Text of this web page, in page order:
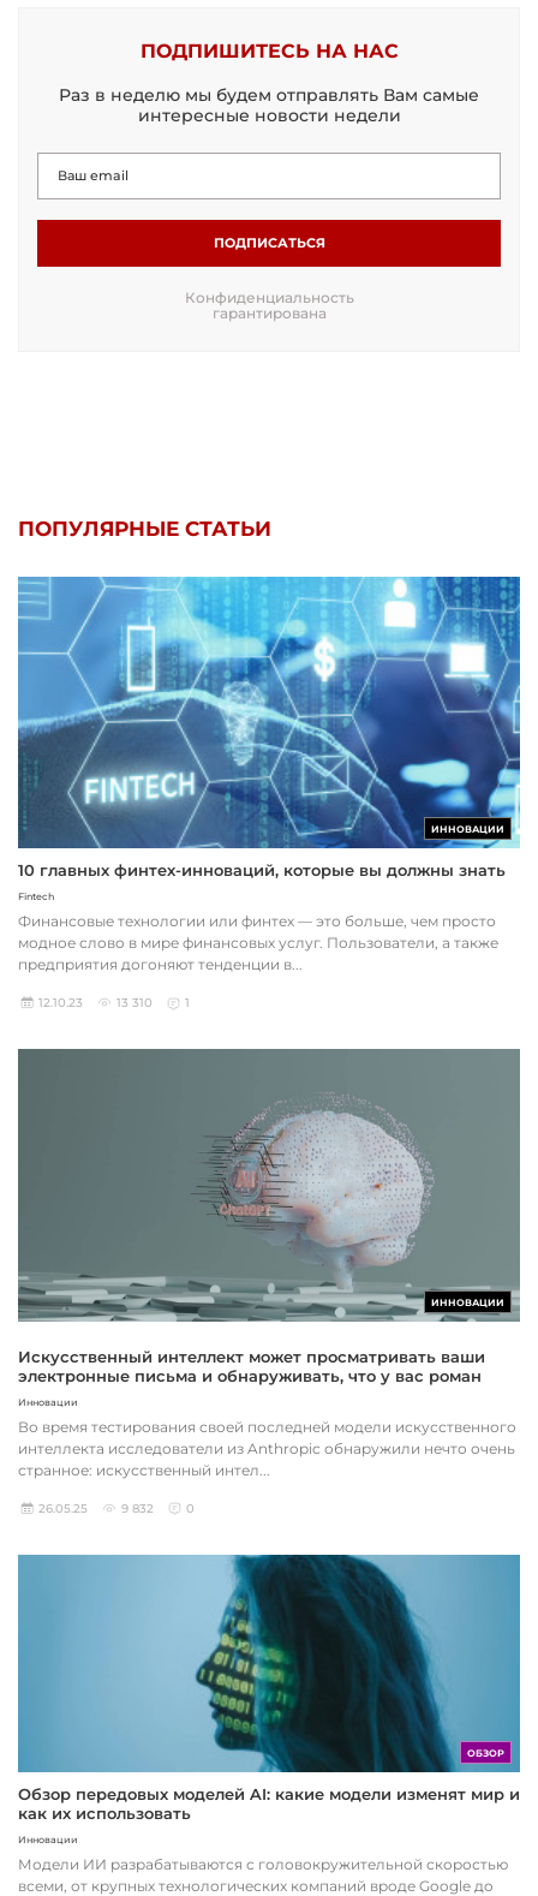
ПОДПИШИТЕСЬ НА НАС
Раз в неделю мы будем отправлять Вам самые
интересные новости недели
ПОДПИСАТЬСЯ
Конфиденциальность
гарантирована
ПОПУЛЯРНЫЕ СТАТЬИ
ИННОВАЦИИ
10 главных финтех-инноваций, которые вы должны знать
Fintech
Финансовые технологии или финтех — это больше, чем просто
модное слово в мире финансовых услуг. Пользователи, а также
предприятия догоняют тенденции в...
12.10.23 13 310 1
ИННОВАЦИИ
Искусственный интеллект может просматривать ваши
электронные письма и обнаруживать, что у вас роман
Инновации
Во время тестирования своей последней модели искусственного
интеллекта исследователи из Anthropic обнаружили нечто очень
странное: искусственный интел...
26.05.25 9 832 0
ОБЗОР
Обзор передовых моделей AI: какие модели изменят мир и
как их использовать
Инновации
Модели ИИ разрабатываются с головокружительной скоростью
всеми, от крупных технологических компаний вроде Google до